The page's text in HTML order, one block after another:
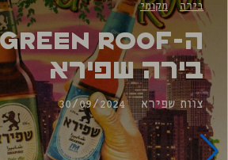
בירה מקומי
בירה שפירא
צוות שפירא 30/09/2024